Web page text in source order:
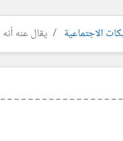
الاجتماعية يقال عنه